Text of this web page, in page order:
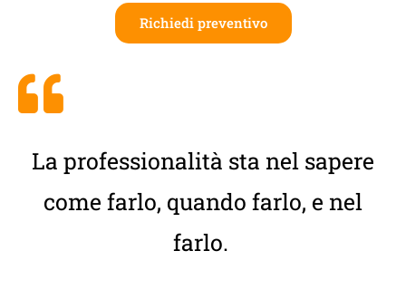
Richiedi preventivo
La professionalità sta nel sapere
come farlo, quando farlo, e nel
farlo.